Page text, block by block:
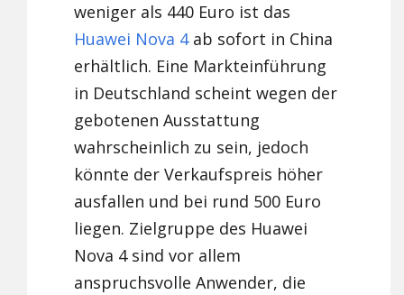
weniger als 440 Euro ist das
Huawei Nova 4ab sofort in China
erhältlich. Eine Markteinführung
in Deutschland scheint wegen der
gebotenen Ausstattung
wahrscheinlich zu sein, jedoch
könnte der Verkaufspreis höher
ausfallen und bei rund 500 Euro
liegen. Zielgruppe des Huawei
Nova 4 sind vor allem
anspruchsvolle Anwender, die